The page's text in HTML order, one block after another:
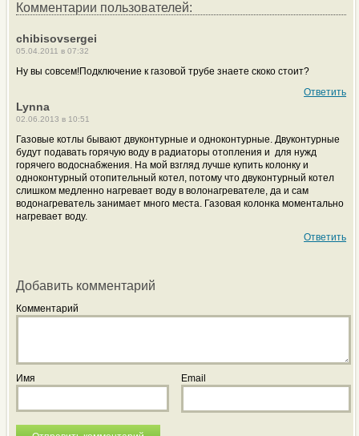
Комментарии пользователей:
chibisovsergei
05.04.2011 в 07:32
Ну вы совсем!Подключение к газовой трубе знаете скоко стоит?
Ответить
Lynna
02.06.2013 в 10:51
Газовые котлы бывают двуконтурные и одноконтурные. Двуконтурные
будут подавать горячую воду в радиаторы отопления и для нужд
горячего водоснабжения. На мой взгляд лучше купить колонку и
одноконтурный отопительный котел, потому что двуконтурный котел
слишком медленно нагревает воду в волонагревателе, да и сам
водонагреватель занимает много места. Газовая колонка моментально
нагревает воду.
Ответить
Добавить комментарий
Комментарий
Имя Email